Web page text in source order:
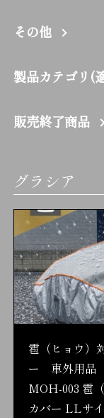
その他
製品カテゴリ(
販売終了商品
グラシア
雹（ヒョウ
ー 車外用品
MOH-003 雹
カバー LLサ